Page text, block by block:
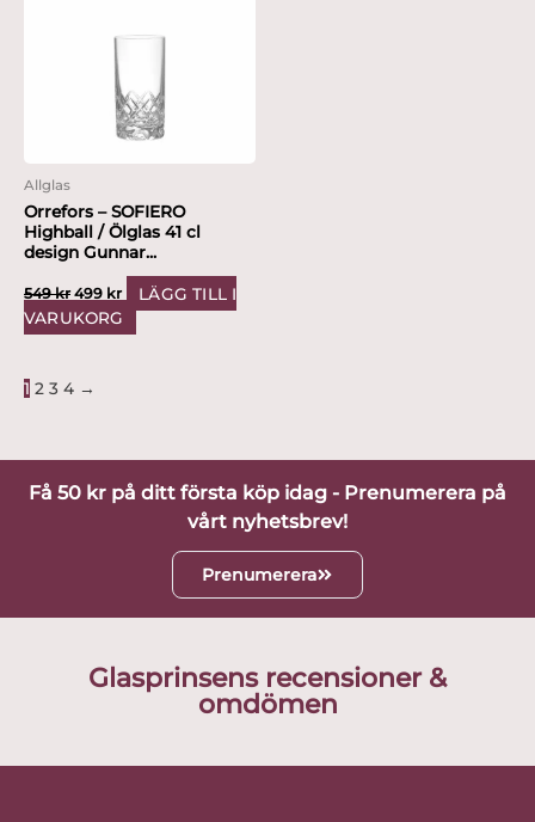
Allglas
Orrefors – SOFIERO
Highball / Ölglas 41 cl
design Gunnar...
549kr 499 kr
LÄGG TILL I
VARUKORG
1 2 3 4 →
Få 50 kr på ditt första köp idag - Prenumerera på
vårt nyhetsbrev!
Prenumerera
Glasprinsens recensioner &
omdömen